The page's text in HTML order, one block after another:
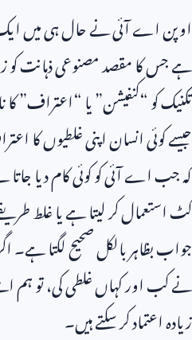
اوپن اے آئی نے حال ہی میں
ہے جس کا مقصد مصنوعی ذہانت کو
تکنیک کو “کنفیشن” یا “اعتراف”
جیسے کوئی انسان اپنی غلطیوں کا
کہ جب اے آئی کو کوئی کام دیا
کٹ استعمال کر لیتا ہے یا غلط
جواب بظاہر بالکل صحیح لگتا
نے کب اور کہاں غلطی کی، تو ہم
زیادہ اعتماد کر سکتے ہیں۔